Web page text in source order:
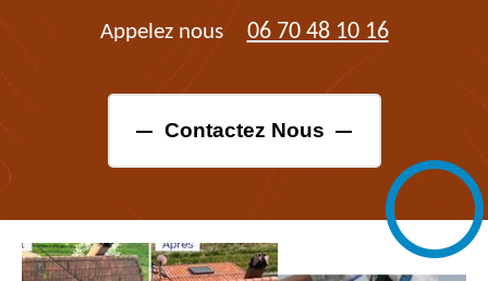
Appelez nous 06 70 48 10 16
Contactez Nous